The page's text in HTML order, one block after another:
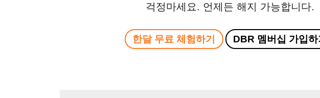
걱정마세요. 언제든 해지 가능합니다.
한달 무료 체험하기 DBR 멤버십 가입하